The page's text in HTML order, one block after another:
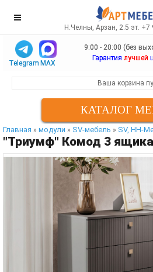
Н.Челны, Арзан, 2.5 эт. +7
Telegram MAX
9:00 - 20:00 (без
Гарантия лучшей
Ваша корзина
КАТАЛОГ
Главная » модули » SV-мебель » SV, НН-
"Триумф" Комод 3 ящика